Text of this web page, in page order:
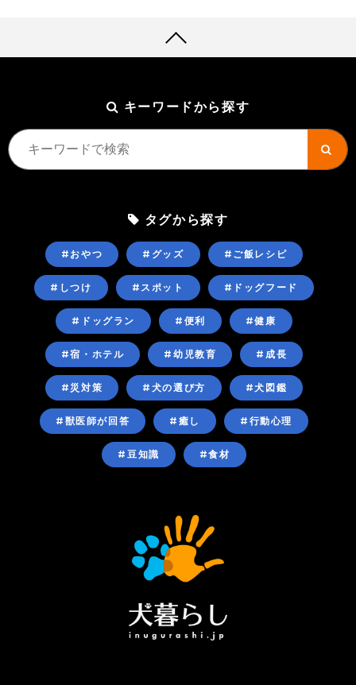
キーワードから探す
タグから探す
#おやつ #グッズ #ご飯レシピ
#しつけ #スポット #ドッグフード
#ドッグラン #便利 #健康
#宿・ホテル #幼児教育 #成長
#災対策 #犬の選び方 #犬図鑑
#獣医師が回答 #癒し #行動心理
#豆知識 #食材